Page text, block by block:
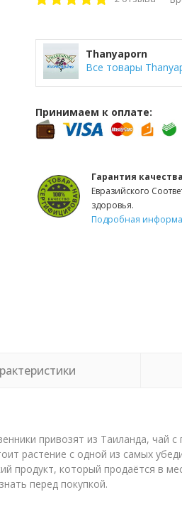
Thanyaporn
Все товары
Принимаем к оплате:
Гарантия
Евразийского
здоровья.
Подробная
привозят из Таиланда,
растение с одной из самых
продукт, который продаётся в
перед покупкой.